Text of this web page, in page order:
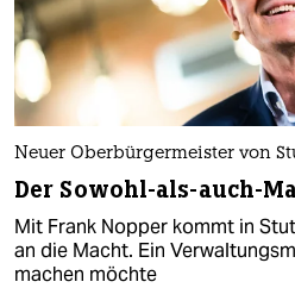
Neuer Oberbürgermeister von
Der Sowohl-als-auch-
Mit Frank Nopper kommt in
an die Macht. Ein
machen möchte